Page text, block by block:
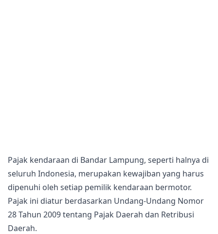
Pajak kendaraan di Bandar Lampung, seperti halnya di
seluruh Indonesia, merupakan kewajiban yang harus
dipenuhi oleh setiap pemilik kendaraan bermotor.
Pajak ini diatur berdasarkan Undang-Undang Nomor
28 Tahun 2009 tentang Pajak Daerah dan Retribusi
Daerah.